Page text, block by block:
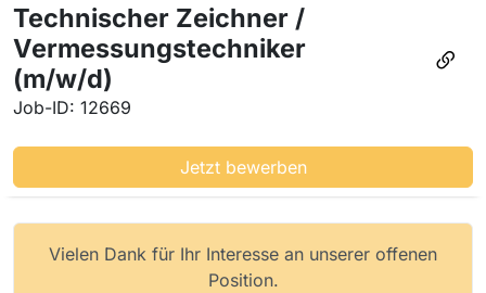
Technischer Zeichner /
Vermessungstechniker
(m/w/d)
Job-ID: 12669
Jetzt bewerben
Vielen Dank für Ihr Interesse an unserer offenen
Position.